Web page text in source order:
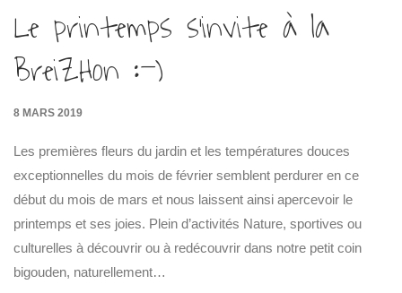
Le printemps s’invite à la
BreiZHon :-)
8 MARS 2019
Les premières fleurs du jardin et les températures douces
exceptionnelles du mois de février semblent perdurer en ce
début du mois de mars et nous laissent ainsi apercevoir le
printemps et ses joies. Plein d’activités Nature, sportives ou
culturelles à découvrir ou à redécouvrir dans notre petit coin
bigouden, naturellement…